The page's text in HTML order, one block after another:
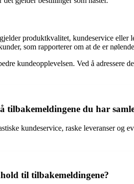
produktkvalitet, kundeservice eller
som rapporterer om at de er
kundeopplevelsen. Ved å adressere
tilbakemeldingene du har
kundeservice, raske leveranser og
til tilbakemeldingene?